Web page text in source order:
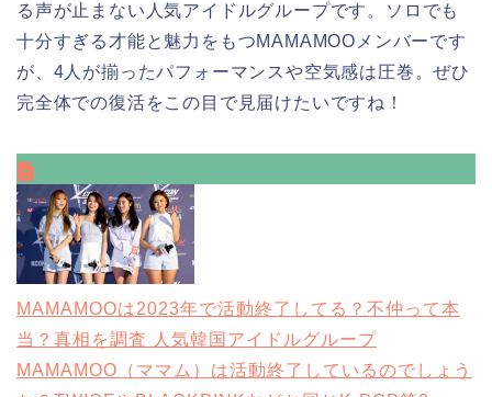
る声が止まない人気アイドルグループです。ソロでも
十分すぎる才能と魅力をもつMAMAMOOメンバーです
が、4人が揃ったパフォーマンスや空気感は圧巻。ぜひ
完全体での復活をこの目で見届けたいですね！
MAMAMOOは2023年で活動終了してる？不仲って本
当？真相を調査
人気韓国アイドルグループ
MAMAMOO（ママム）は活動終了しているのでしょう